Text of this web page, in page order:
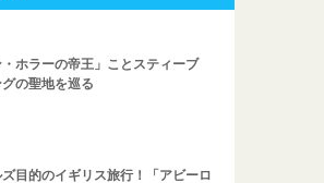
・ホラーの帝王」ことスティーブ
の聖地を巡る
ズ目的のイギリス旅行！「アビーロ